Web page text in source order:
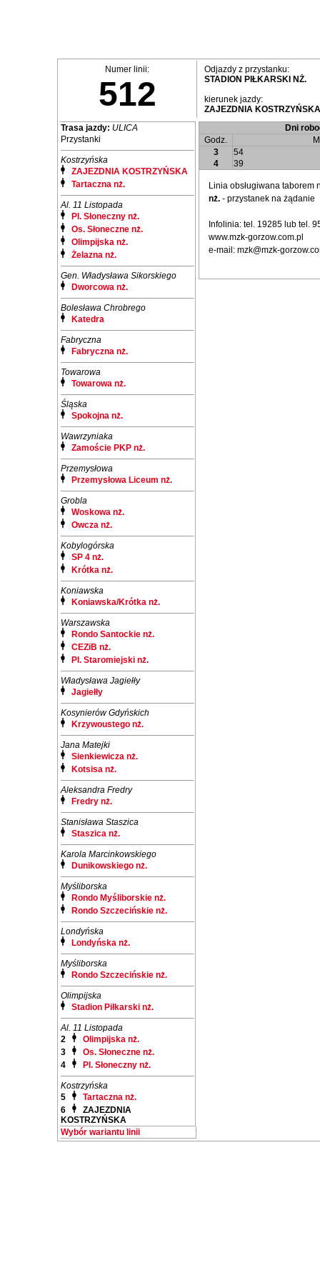
Numer linii:
512
Odjazdy z przystanku:
STADION PIŁKARSKI NŻ.
kierunek jazdy:
ZAJEZDNIA KOSTRZYŃSKA
Trasa jazdy: ULICA
Przystanki
Kostrzyńska
ZAJEZDNIA KOSTRZYŃSKA
Tartaczna nż.
Al. 11 Listopada
Pl. Słoneczny nż.
Os. Słoneczne nż.
Olimpijska nż.
Żelazna nż.
Gen. Władysława Sikorskiego
Dworcowa nż.
Bolesława Chrobrego
Katedra
Fabryczna
Fabryczna nż.
Towarowa
Towarowa nż.
Śląska
Spokojna nż.
Wawrzyniaka
Zamoście PKP nż.
Przemysłowa
Przemysłowa Liceum nż.
Grobla
Woskowa nż.
Owcza nż.
Kobylogórska
SP 4 nż.
Krótka nż.
Koniawska
Koniawska/Krótka nż.
Warszawska
Rondo Santockie nż.
CEZiB nż.
Pl. Staromiejski nż.
Władysława Jagiełły
Jagiełły
Kosynierów Gdyńskich
Krzywoustego nż.
Jana Matejki
Sienkiewicza nż.
Kotsisa nż.
Aleksandra Fredry
Fredry nż.
Stanisława Staszica
Staszica nż.
Karola Marcinkowskiego
Dunikowskiego nż.
Myśliborska
Rondo Myśliborskie nż.
Rondo Szczecińskie nż.
Londyńska
Londyńska nż.
Myśliborska
Rondo Szczecińskie nż.
Olimpijska
Stadion Piłkarski nż.
Al. 11 Listopada
2
Olimpijska nż.
3
Os. Słoneczne nż.
4
Pl. Słoneczny nż.
Kostrzyńska
5
Tartaczna nż.
6
ZAJEZDNIA
KOSTRZYŃSKA
Wybór wariantu linii
Dni
Godz.
3
54
4
39
Linia obsługiwana taborem
nż. - przystanek na żądanie
Infolinia: tel. 19285 lub tel.
www.mzk-gorzow.com.pl
e-mail: mzk@mzk-